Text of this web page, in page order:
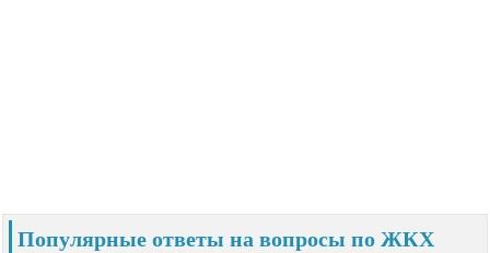
Популярные ответы на вопросы по ЖКХ